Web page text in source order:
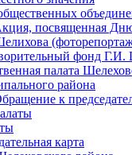
посвященная
фонд Г.И.
палата
района
к
карта